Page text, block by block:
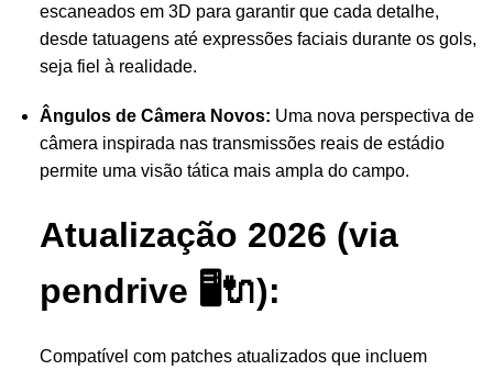
escaneados em 3D para garantir que cada detalhe,
desde tatuagens até expressões faciais durante os gols,
seja fiel à realidade.
Ângulos de Câmera Novos: Uma nova perspectiva de
câmera inspirada nas transmissões reais de estádio
permite uma visão tática mais ampla do campo.
Atualização 2026 (via
pendrive 🖥️🔌):
Compatível com patches atualizados que incluem